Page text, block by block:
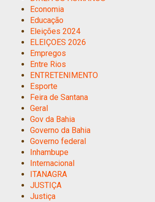
Economia
Educação
Eleições 2024
ELEIÇOES 2026
Empregos
Entre Rios
ENTRETENIMENTO
Esporte
Feira de Santana
Geral
Gov da Bahia
Governo da Bahia
Governo federal
Inhambupe
Internacional
ITANAGRA
JUSTIÇA
Justiça